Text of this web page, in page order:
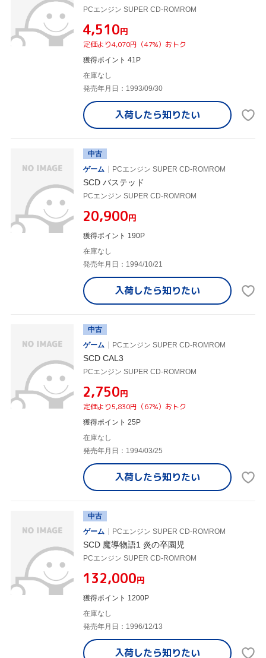
PCエンジン SUPER CD-ROMROM
¥4,510円
定価より4,070円（47%）おトク
獲得ポイント 41P
在庫なし
発売年月日：1993/09/30
入荷したら知りたい
中古
ゲーム
PCエンジン SUPER CD-ROMROM
SCD バステッド
PCエンジン SUPER CD-ROMROM
¥20,900円
獲得ポイント 190P
在庫なし
発売年月日：1994/10/21
入荷したら知りたい
中古
ゲーム
PCエンジン SUPER CD-ROMROM
SCD CAL3
PCエンジン SUPER CD-ROMROM
¥2,750円
定価より5,830円（67%）おトク
獲得ポイント 25P
在庫なし
発売年月日：1994/03/25
入荷したら知りたい
中古
ゲーム
PCエンジン SUPER CD-ROMROM
SCD 魔導物語1 炎の卒園児
PCエンジン SUPER CD-ROMROM
¥132,000円
獲得ポイント 1200P
在庫なし
発売年月日：1996/12/13
入荷したら知りたい